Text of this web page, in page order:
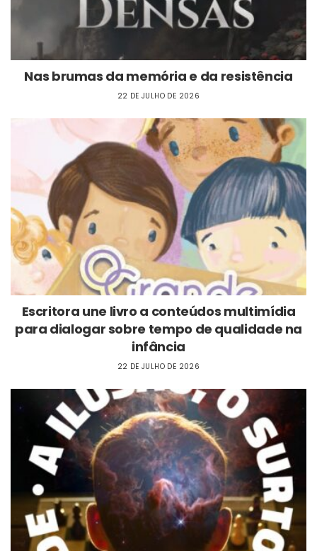
Nas brumas da memória e da resistência
22 DE JULHO DE 2026
Escritora une livro a conteúdos multimídia
para dialogar sobre tempo de qualidade na
infância
22 DE JULHO DE 2026